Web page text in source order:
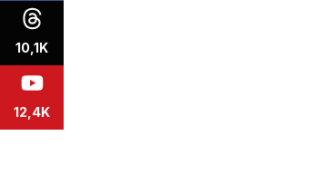
10,1K
12,4K